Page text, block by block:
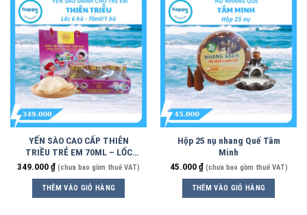
YẾN SÀO CAO CẤP THIÊN
TRIỀU TRẺ EM 70ML – LỐC
6HỦ
349.000₫ (chưa bao gồm thuế VAT)
THÊM VÀO GIỎ HÀNG
Hộp 25 nụ nhang Quế Tâm
Minh
45.000₫ (chưa bao gồm thuế VAT)
THÊM VÀO GIỎ HÀNG